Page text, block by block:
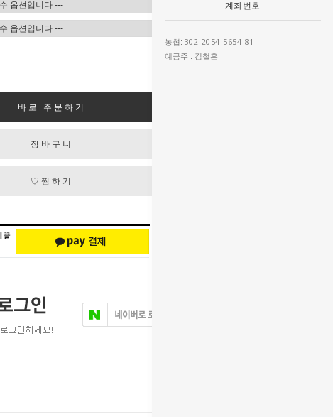
계좌번호
농협: 302-2054-5654-81
예금주 : 김철훈
바로 주문하기
장바구니
♡찜하기